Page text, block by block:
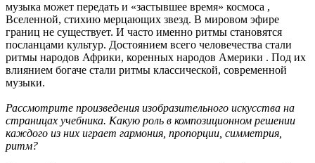
музыка может передать и «застывшее время» космоса ,
Вселенной, стихию мерцающих звезд. В мировом эфире
границ не существует. И часто именно ритмы становятся
посланцами культур. Достоянием всего человечества стали
ритмы народов Африки, коренных народов Америки . Под их
влиянием богаче стали ритмы классической, современной
музыки.
Рассмотрите произведения изобразительного искусства на
страницах учебника. Какую роль в композиционном решении
каждого из них играет гармония, пропорции, симметрия,
ритм?